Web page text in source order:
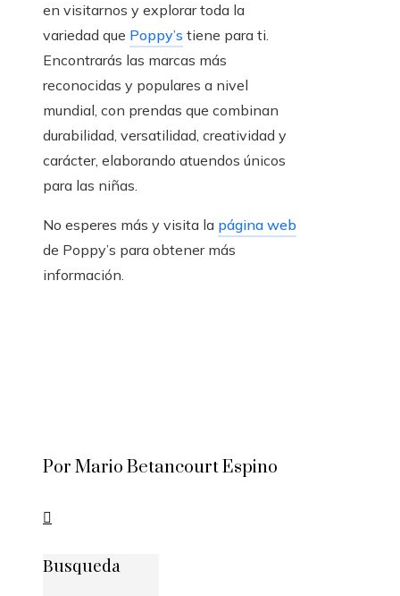
en visitarnos y explorar toda la
variedad que Poppy’s tiene para ti.
Encontrarás las marcas más
reconocidas y populares a nivel
mundial, con prendas que combinan
durabilidad, versatilidad, creatividad y
carácter, elaborando atuendos únicos
para las niñas.
No esperes más y visita la página web
de Poppy’s para obtener más
información.
Por Mario Betancourt Espino
Busqueda